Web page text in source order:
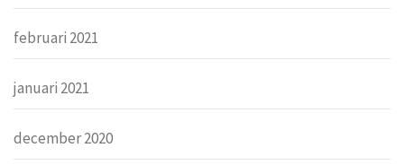
februari 2021
januari 2021
december 2020